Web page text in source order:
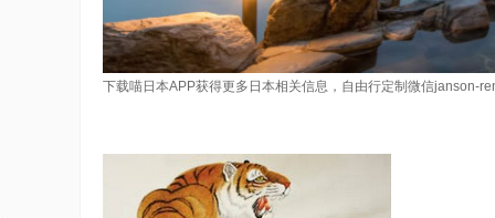
下载喵日本APP获得更多日本相关信息，自由行定制微信janson-